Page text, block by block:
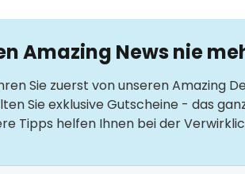
Amazing News nie
Sie zuerst von unseren Amazing
Sie exklusive Gutscheine - das
Tipps helfen Ihnen bei der